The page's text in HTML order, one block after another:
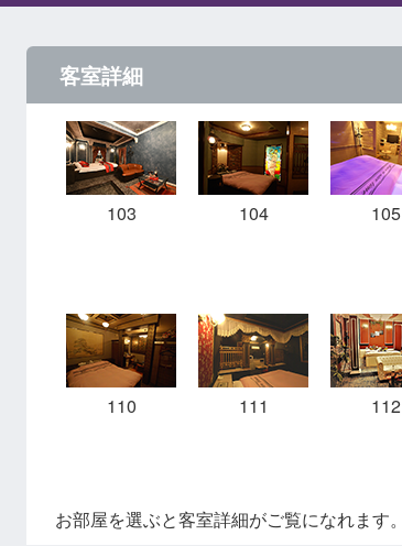
客室詳細
103 104 105
110 111 112
お部屋を選ぶと客室詳細がご覧になれます。